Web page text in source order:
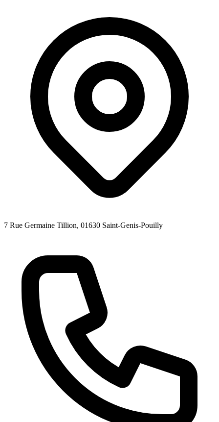
7 Rue Germaine Tillion, 01630 Saint-Genis-Pouilly